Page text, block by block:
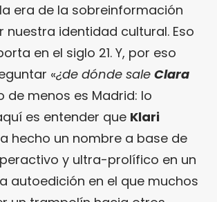
era de la sobreinformación
identidad cultural. Eso
en el siglo 21. Y, por eso
«¿de dónde sale Clara
de menos es Madrid: lo
es entender que Klari
hecho un nombre a base de
y ultra-prolífico en un
autoedición en el que muchos